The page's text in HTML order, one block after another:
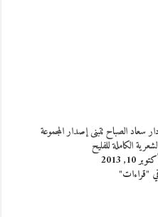
دار سعاد الصباح تتبنى إصدار المجموعة
الكاملة للفليح
10, 2013
"قراءات"